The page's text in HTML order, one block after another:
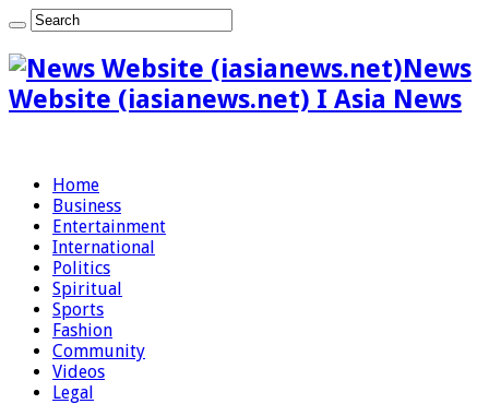
News
Website (iasianews.net) I Asia News
Home
Business
Entertainment
International
Politics
Spiritual
Sports
Fashion
Community
Videos
Legal